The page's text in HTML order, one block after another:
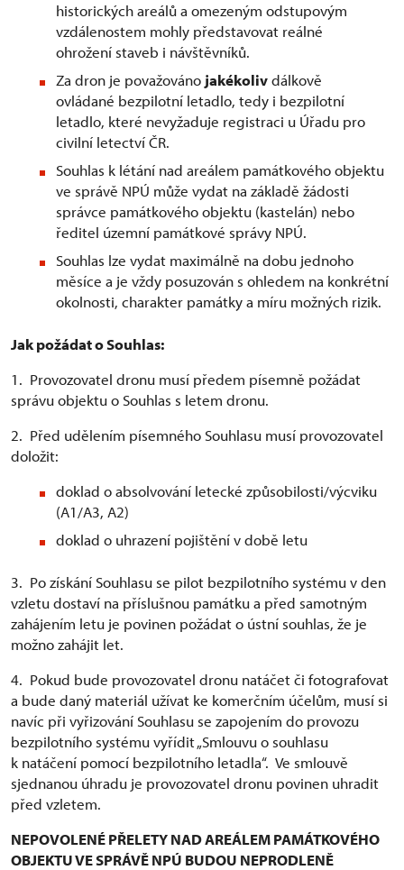
historických areálů a omezeným odstupovým
vzdálenostem mohly představovat reálné
ohrožení staveb i návštěvníků.
Za dron je považováno jakékolivdálkově
ovládané bezpilotní letadlo, tedy i bezpilotní
letadlo, které nevyžaduje registraci u Úřadu pro
civilní letectví ČR.
Souhlas k létání nad areálem památkového objektu
ve správě NPÚ může vydat na základě žádosti
správce památkového objektu (kastelán) nebo
ředitel územní památkové správy NPÚ.
Souhlas lze vydat maximálně na dobu jednoho
měsíce a je vždy posuzován s ohledem na konkrétní
okolnosti, charakter památky a míru možných rizik.
Jak požádat o Souhlas:
1. Provozovatel dronu musí předem písemně požádat
správu objektu o Souhlas s letem dronu.
2. Před udělením písemného Souhlasu musí provozovatel
doložit:
doklad o absolvování letecké způsobilosti/výcviku
(A1/A3, A2)
doklad o uhrazení pojištění v době letu
3. Po získání Souhlasu se pilot bezpilotního systému v den
vzletu dostaví na příslušnou památku a před samotným
zahájením letu je povinen požádat o ústní souhlas, že je
možno zahájit let.
4. Pokud bude provozovatel dronu natáčet či fotografovat
a bude daný materiál užívat ke komerčním účelům, musí si
navíc při vyřizování Souhlasu se zapojením do provozu
bezpilotního systému vyřídit „Smlouvu o souhlasu
k natáčení pomocí bezpilotního letadla“. Ve smlouvě
sjednanou úhradu je provozovatel dronu povinen uhradit
před vzletem.
NEPOVOLENÉ PŘELETY NAD AREÁLEM PAMÁTKOVÉHO
OBJEKTU VE SPRÁVĚ NPÚ BUDOU NEPRODLENĚ